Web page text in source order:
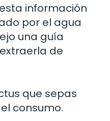
información
por el agua
una guía
de
que sepas
consumo.